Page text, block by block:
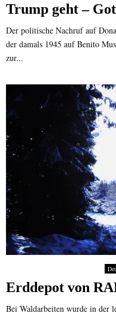
Trump geht –
Der politische Nachruf auf
der damals 1945 auf Benito
zur...
Erddepot von
Bei Waldarbeiten wurde in der